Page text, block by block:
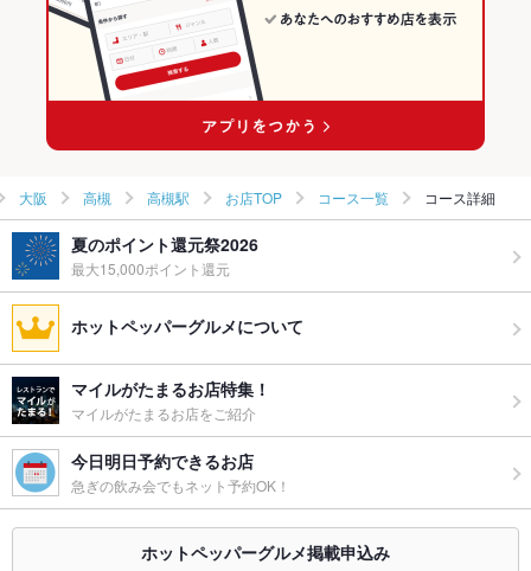
大阪 高槻 高槻駅 お店TOP コース一覧 コース詳細
夏のポイント還元祭2026
最大15,000ポイント還元
ホットペッパーグルメについて
マイルがたまるお店特集！
マイルがたまるお店をご紹介
今日明日予約できるお店
急ぎの飲み会でもネット予約OK！
ホットペッパーグルメ掲載申込み